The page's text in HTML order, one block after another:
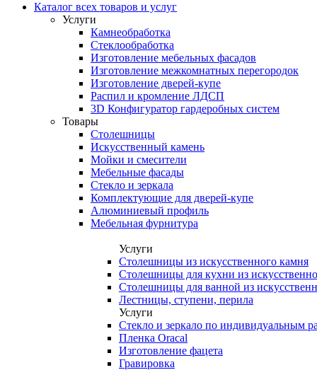
Каталог всех товаров и услуг
Услуги
Камнеобработка
Стеклообработка
Изготовление мебельных фасадов
Изготовление межкомнатных перегородок
Изготовление дверей-купе
Распил и кромление ЛДСП
3D Конфигуратор гардеробных систем
Товары
Столешницы
Искусственный камень
Мойки и смесители
Мебельные фасады
Стекло и зеркала
Комплектующие для дверей-купе
Алюминиевый профиль
Мебельная фурнитура
Услуги
Столешницы из искусственного камня
Столешницы для кухни из
Столешницы для ванной из
Лестницы, ступени, перила
Услуги
Стекло и зеркало по индивидуальным
Пленка Oracal
Изготовление фацета
Гравировка